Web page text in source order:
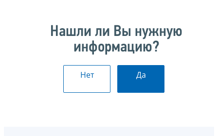
Нашли ли Вы нужную
информацию?
Нет Да